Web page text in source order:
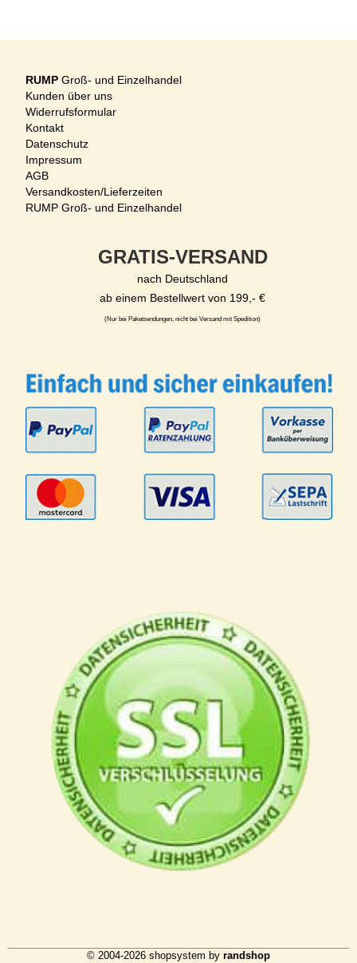
RUMP Groß- und Einzelhandel
Kunden über uns
Widerrufsformular
Kontakt
Datenschutz
Impressum
AGB
Versandkosten/Lieferzeiten
RUMP Groß- und Einzelhandel
GRATIS-VERSAND
nach Deutschland
ab einem Bestellwert von 199,- €
(Nur bei Paketsendungen, nicht bei Versand mit Spedition)
© 2004-2026 shopsystem by randshop